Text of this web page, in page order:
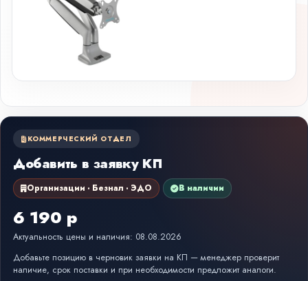
КОММЕРЧЕСКИЙ ОТДЕЛ
Добавить в заявку КП
Организации · Безнал · ЭДО В наличии
6 190 р
Актуальность цены и наличия: 08.08.2026
Добавьте позицию в черновик заявки на КП — менеджер проверит
наличие, срок поставки и при необходимости предложит аналоги.